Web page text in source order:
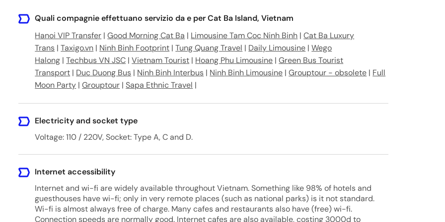
Phòng 187300
Việt Nam
Cát Hải, Hải Phòng, Vietnam
Phòng, Vietnam
Quali compagnie effettuano servizio da e per Cat Ba Island, Vietnam
Hanoi VIP Transfer |Good Morning Cat Ba | Limousine Tam Coc Ninh Binh |Cat Ba Luxury
Trans |Taxigo.vn | Ninh Binh Footprint |Tung Quang Travel | Daily Limousine |Wego
Halong |Techbus VN JSC |Vietnam Tourist | Hoang Phu Limousine |Green Bus Tourist
Transport | Duc Duong Bus | Ninh Binh Interbus | Ninh Binh Limousine |Grouptour - obsolete | Full
Moon Party |Grouptour |Sapa Ethnic Travel |
Electricity and socket type
Voltage: 110 / 220V, Socket: Type A, C and D.
Internet accessibility
Internet and wi-fi are widely available throughout Vietnam. Something like 98% of hotels and
guesthouses have wi-fi; only in very remote places (such as national parks) is it not standard.
Wi-fi is almost always free of charge. Many cafes and restaurants also have (free) wi-fi.
Connection speeds are normally good. Internet cafes are also available, costing 3000d to